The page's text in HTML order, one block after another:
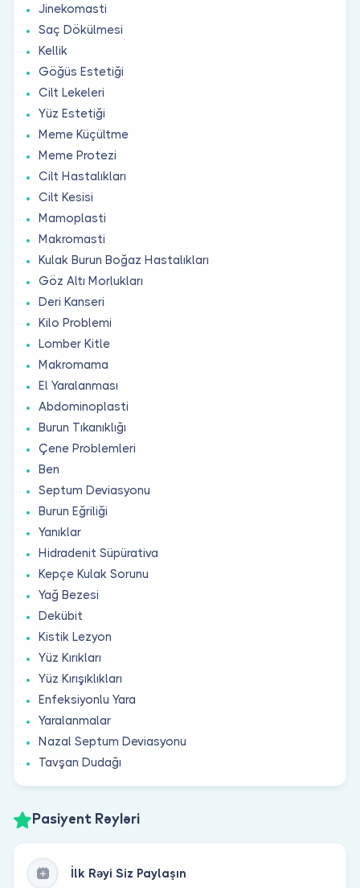
Jinekomasti
Saç Dökülmesi
Kellik
Göğüs Estetiği
Cilt Lekeleri
Yüz Estetiği
Meme Küçültme
Meme Protezi
Cilt Hastalıkları
Cilt Kesisi
Mamoplasti
Makromasti
Kulak Burun Boğaz Hastalıkları
Göz Altı Morlukları
Deri Kanseri
Kilo Problemi
Lomber Kitle
Makromama
El Yaralanması
Abdominoplasti
Burun Tıkanıklığı
Çene Problemleri
Ben
Septum Deviasyonu
Burun Eğriliği
Yanıklar
Hidradenit Süpürativa
Kepçe Kulak Sorunu
Yağ Bezesi
Dekübit
Kistik Lezyon
Yüz Kırıkları
Yüz Kırışıklıkları
Enfeksiyonlu Yara
Yaralanmalar
Nazal Septum Deviasyonu
Tavşan Dudağı
Pasiyent Rəyləri
İlk Rəyi Siz Paylaşın